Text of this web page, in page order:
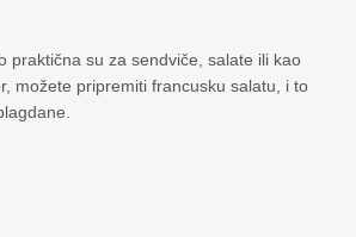
praktična su za sendviče, salate ili kao
možete pripremiti francusku salatu, i to